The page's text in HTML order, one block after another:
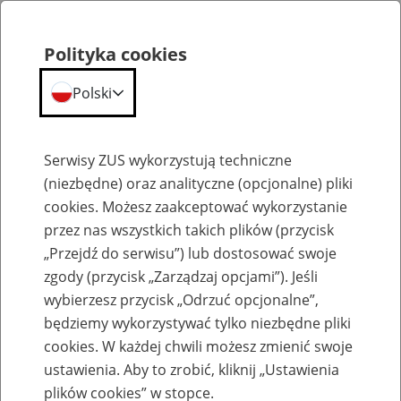
Emerytury
Baza zlikwidowanych lub
przekształconych zakładów pracy
Polityka cookies
Polski
Serwisy ZUS wykorzystują techniczne
(niezbędne) oraz analityczne (opcjonalne) pliki
cookies. Możesz zaakceptować wykorzystanie
przez nas wszystkich takich plików (przycisk
„Przejdź do serwisu”) lub dostosować swoje
zgody (przycisk „Zarządzaj opcjami”). Jeśli
wybierzesz przycisk „Odrzuć opcjonalne”,
będziemy wykorzystywać tylko niezbędne pliki
cookies. W każdej chwili możesz zmienić swoje
ustawienia. Aby to zrobić, kliknij „Ustawienia
plików cookies” w stopce.